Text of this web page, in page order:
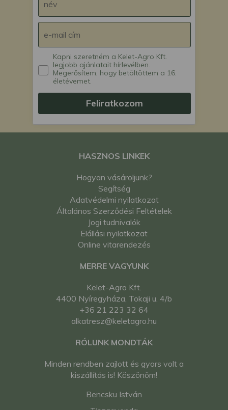
Kapni szeretném a Kelet-Agro Kft.
legjobb ajánlatait hírlevélben.
Megerősítem, hogy betöltöttem a 16.
életévemet.
Feliratkozom
HASZNOS LINKEK
Hogyan vásároljunk?
Segítség
Adatvédelmi nyilatkozat
Általános Szerződési Feltételek
Jogi tudnivalók
Elállási nyilatkozat
Online vitarendezés
MERRE VAGYUNK
Kelet-Agro Kft.
4400 Nyíregyháza, Tokaji u. 4/b
+36 21 223 32 64
alkatresz@keletagro.hu
RÓLUNK MONDTÁK
Minden rendben zajlott és gyors volt a
kiszállítás is! Köszönöm!
Bencsku István